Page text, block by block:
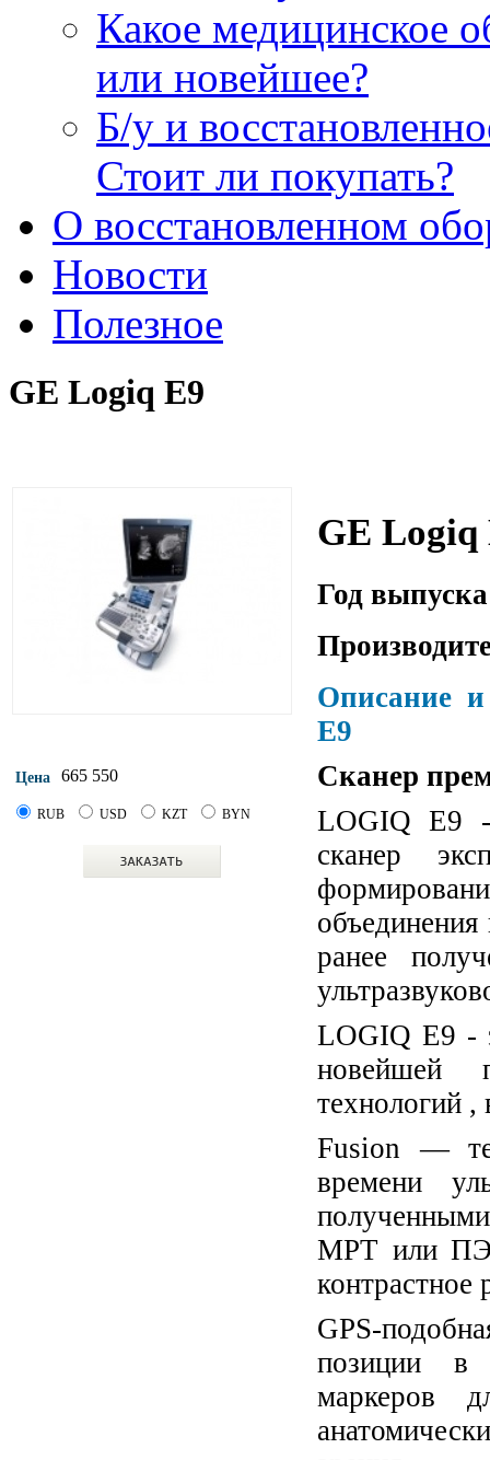
Какое медицинское
или новейшее?
Б/у и
Стоит ли покупать?
О восстановленном
Новости
Полезное
GE Logiq E9
Цена 665 550
RUB USD KZT BYN
GE Logiq
Год
Описание и
E9
Сканер
LOGIQ E9 -
сканер
ранее
LOGIQ E9 -
новейшей
технологий ,
Fusion —
времени
МРТ или
контрастное
GPS-
позиции в
маркеров